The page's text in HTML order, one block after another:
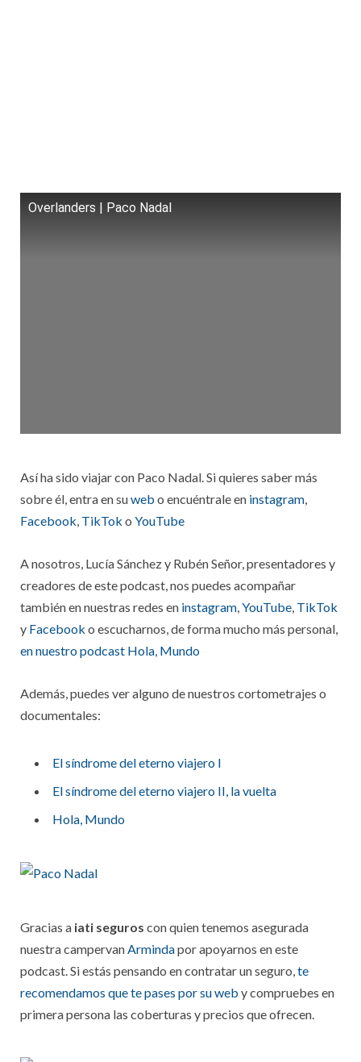
Overlanders | Paco Nadal
Así ha sido viajar con Paco Nadal. Si quieres saber más
sobre él, entra en suweb o encuéntrale en instagram
Facebook TikTok o YouTube
A nosotros, Lucía Sánchez y Rubén Señor, presentadores y
creadores de este podcast, nos puedes acompañar
también en nuestras redes en instagram YouTube TikTok
y Facebook o escucharnos, de forma mucho más personal,
en nuestro podcast Hola, Mundo
Además, puedes ver alguno de nuestros cortometrajes o
documentales:
El síndrome del eterno viajero I
El síndrome del eterno viajero II, la vuelta
Hola, Mundo
Gracias a iati seguros con quien tenemos asegurada
nuestra campervan Armindapor apoyarnos en este
podcast. Si estás pensando en contratar un seguro, te
recomendamos que te pases por su web y compruebes en
primera persona las coberturas y precios que ofrecen.